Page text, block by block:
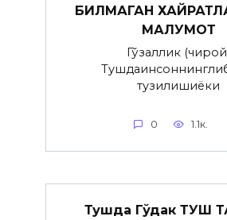
БИЛМАГАН
МАЛУМОТ
Гўзаллик
тузилишиёки
0 1.1к.
Тушда Гўдак ТУШ